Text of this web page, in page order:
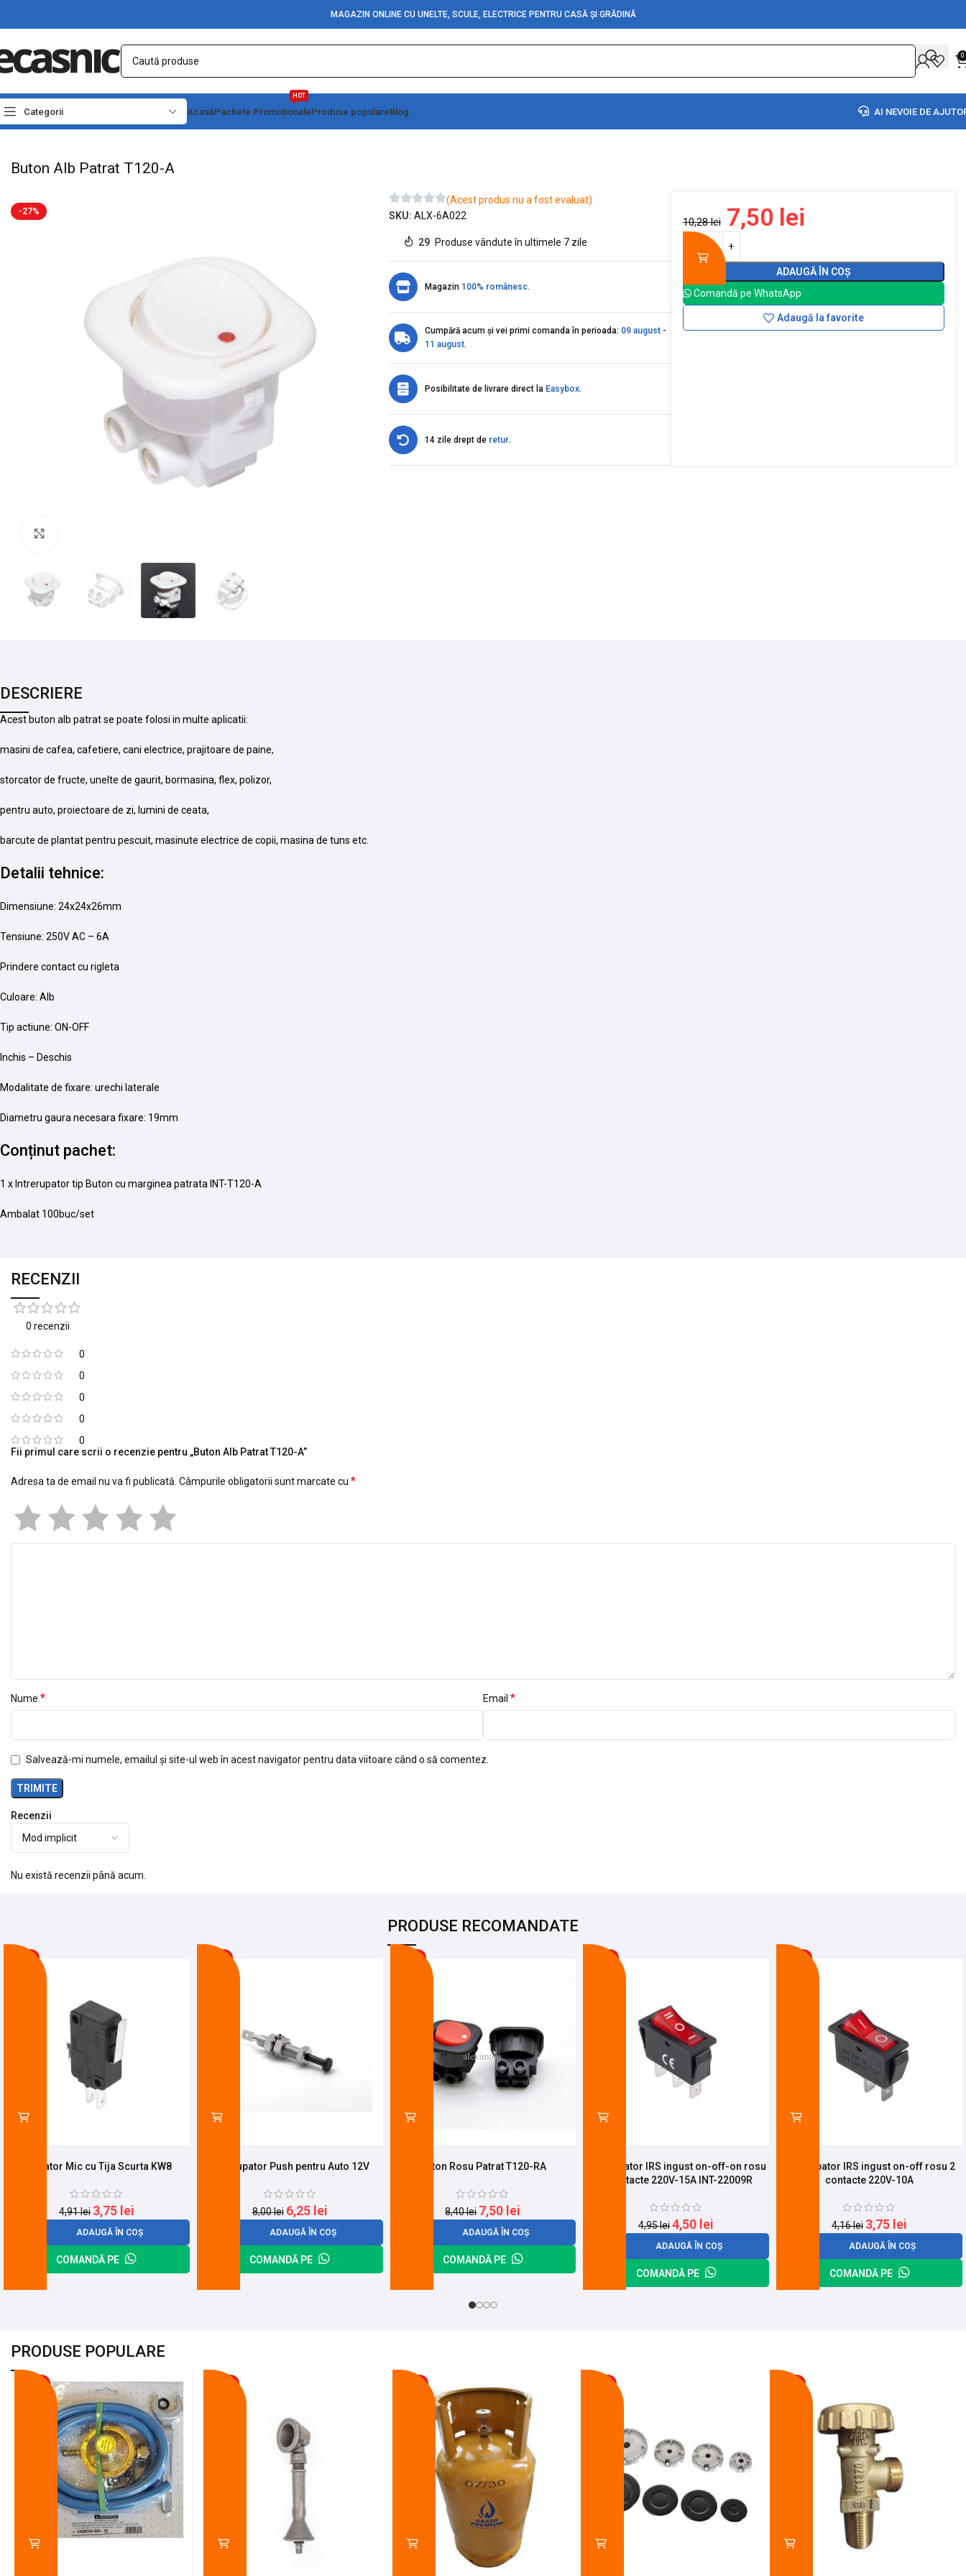
MAGAZIN ONLINE CU UNELTE, SCULE, ELECTRICE PENTRU CASĂ ȘI GRĂDINĂ
0
Categorii AcasăPachete Promoționale
HOT
Produse populareBlog AI NEVOIE DE
Prima pagină Electrice Intrerupatoare - Butoane
Buton Alb Patrat T120-A
-27%
(Acest produs nu a fost evaluat)
SKU: ALX-6A022
29 Produse vândute în ultimele 7 zile
Magazin 100% românesc.
Cumpără acum și vei primi comanda în perioada: 09 august-
11 august.
Posibilitate de livrare direct la Easybox.
14 zile drept de retur.
10,28lei 7,50 lei
ADAUGĂ ÎN COȘ
Comandă pe WhatsApp
Adaugă la favorite
DESCRIERE
Acest buton alb patrat se poate folosi in multe aplicatii:
masini de cafea, cafetiere, cani electrice, prajitoare de paine,
storcator de fructe, unelte de gaurit, bormasina, flex, polizor,
pentru auto, proiectoare de zi, lumini de ceata,
barcute de plantat pentru pescuit, masinute electrice de copii, masina de tuns etc.
Detalii tehnice:
Dimensiune: 24x24x26mm
Tensiune: 250V AC – 6A
Prindere contact cu rigleta
Culoare: Alb
Tip actiune: ON-OFF
Inchis – Deschis
Modalitate de fixare: urechi laterale
Diametru gaura necesara fixare: 19mm
Conținut pachet:
1 x Intrerupator tip Buton cu marginea patrata INT-T120-A
Ambalat 100buc/set
RECENZII
0 recenzii
0
0
0
0
0
Recenzii
Nu există recenzii până acum.
Fii primul care scrii o recenzie pentru „Buton Alb Patrat T120-A”
Adresa ta de email nu va fi publicată. Câmpurile obligatorii sunt marcate cu *
Nume * Email *
Salvează-mi numele, emailul și site-ul web în acest navigator pentru data viitoare când o să comentez.
PRODUSE RECOMANDATE
Limitator Mic cu Tija Scurta KW8
4,91lei 3,75 lei
ADAUGĂ ÎN COȘ
COMANDĂ PE
Intrerupator Push pentru Auto 12V
8,00lei 6,25 lei
ADAUGĂ ÎN COȘ
COMANDĂ PE
Buton Rosu Patrat T120-RA
8,40lei 7,50 lei
ADAUGĂ ÎN COȘ
COMANDĂ PE
Intrerupator IRS ingust on-off-on rosu
3 contacte 220V-15A INT-22009R
4,95lei4,50 lei
ADAUGĂ ÎN COȘ
COMANDĂ PE
Intrerupator IRS ingust on-off rosu 2
contacte 220V-10A
4,16lei 3,75 lei
ADAUGĂ ÎN COȘ
COMANDĂ PE
PRODUSE POPULARE